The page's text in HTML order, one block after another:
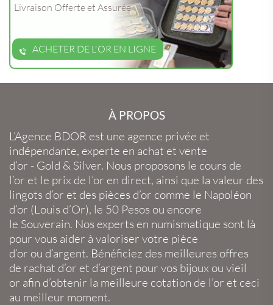
Livraison Offerte et Assurée
ACHETER DE L'OR EN LIGNE
À PROPOS
L’Agence BDOR est une agence privée et
indépendante, experte en achat et vente
d’or - Gold & Silver. Nous proposons le cours de
l’or et le prix de l’or en direct, ainsi que la valeur des
lingots d’or et des pièces d’or comme le Napoléon
d’or (Louis d’Or), le 50 Pesos ou encore
le Souverain. Nos experts en numismatique sont là
pour vous aider à valoriser votre pièce
d’or ou d’argent. Bénéficiez des meilleures offres
de rachat d’or et d’argent pour vos bijoux ou vieil
or afin d’obtenir la meilleure cotation de l’or et ceci
au meilleur moment.